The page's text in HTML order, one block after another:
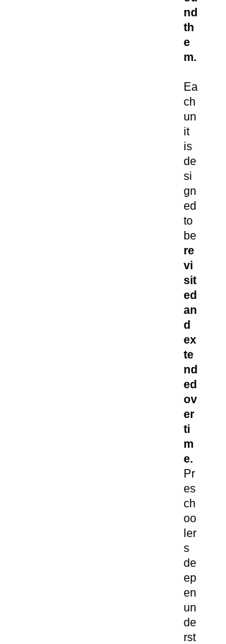
nd
th
e
m.
Ea
ch
un
it
is
de
si
gn
ed
to
be
re
vi
sit
ed
an
d
ex
te
nd
ed
ov
er
ti
m
e.
Pr
es
ch
oo
ler
s
de
ep
en
un
de
rst